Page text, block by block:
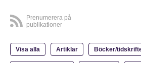
Prenumerera på
publikationer
Visa alla Artiklar Böcker/